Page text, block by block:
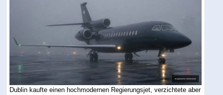
Dublin kaufte einen hochmodernen Regierungsjet, verzichtete aber